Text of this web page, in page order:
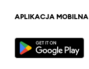
APLIKACJA MOBILNA